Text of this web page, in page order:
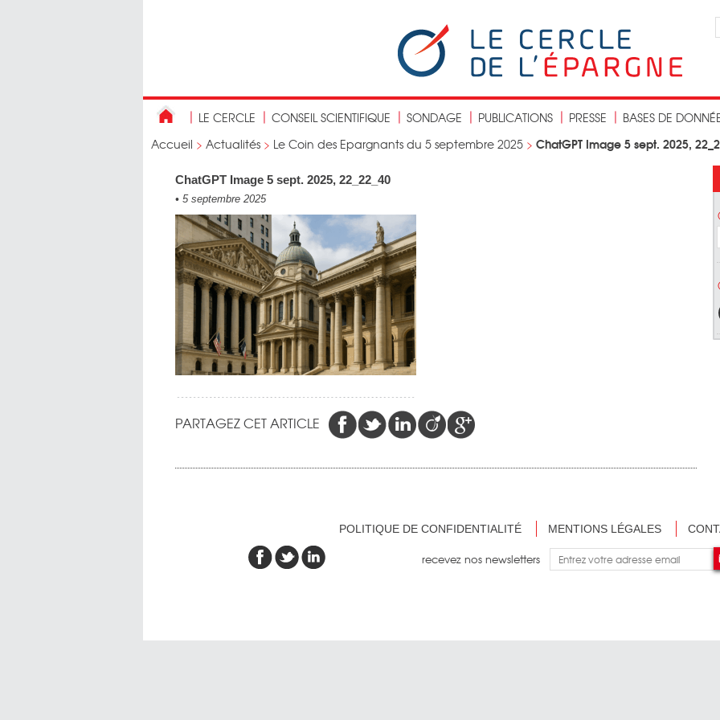
LE CERCLE CONSEIL SCIENTIFIQUE SONDAGE PUBLICATIONS PRESSE
BASES DE
Accueil > Actualités > Le Coin des Epargnants du 5 septembre 2025 > ChatGPT Image 5 sept. 2025,
ChatGPT Image 5 sept. 2025, 22_22_40
• 5 septembre 2025
PARTAGEZ CET ARTICLE
POLITIQUE DE CONFIDENTIALITÉ MENTIONS LÉGALES
recevez nos newsletters